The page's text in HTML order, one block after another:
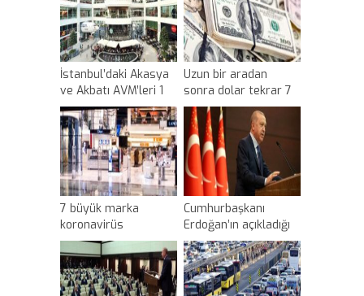
İstanbul’daki Akasya
ve Akbatı AVM’leri 1
Haziran’da açılacak
Uzun bir aradan
sonra dolar tekrar 7
liranın üstüne çıktı
7 büyük marka
koronavirüs
nedeniyle
mağazalarını
açmama kararı aldı
Cumhurbaşkanı
Erdoğan’ın açıkladığı
tedbir paketiyle ilgili
ekonomi dünyasından
ilk yorumlar geldi